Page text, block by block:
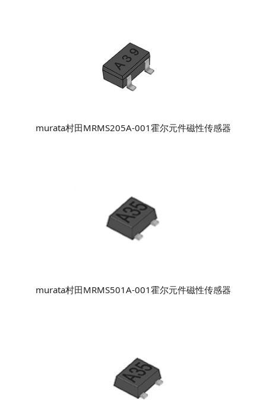
murata村田MRMS205A-001霍尔元件磁性传感器
murata村田MRMS501A-001霍尔元件磁性传感器